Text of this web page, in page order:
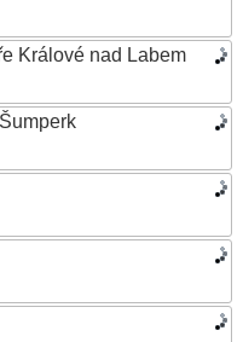
Králové nad Labem